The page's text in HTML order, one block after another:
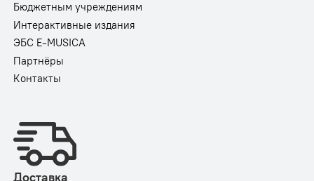
Бюджетным учреждениям
Интерактивные издания
ЭБС E-MUSICA
Партнёры
Контакты
Доставка